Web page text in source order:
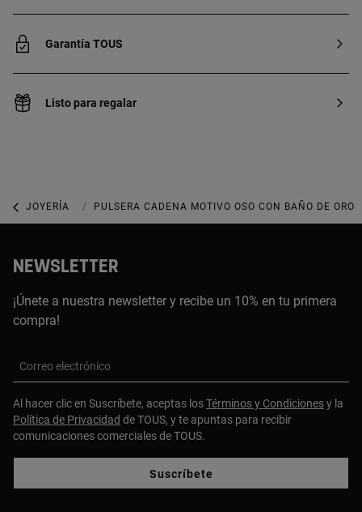
Garantía TOUS
Listo para regalar
JOYERÍA JOYAS CON GEMAS
PULSERA CADENA MOTIVO OSO CON BAÑO DE
NEWSLETTER
¡Únete a nuestra newsletter y recibe un 10% en tu primera
compra!
Correo electrónico
Al hacer clic en Suscríbete, aceptas losTérminos y Condicionesy la
Política de Privacidad de TOUS, y te apuntas para recibir
comunicaciones comerciales de TOUS.
Suscríbete